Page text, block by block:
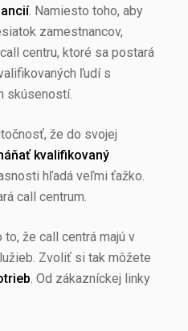
. Namiesto toho, aby
zamestnancov,
centru, ktoré sa postará
ľudí s
skúseností.
že do svojej
kvalifikovaný
hľadá veľmi ťažko.
call centrum.
že call centrá majú v
Zvoliť si tak môžete
. Od zákazníckej linky